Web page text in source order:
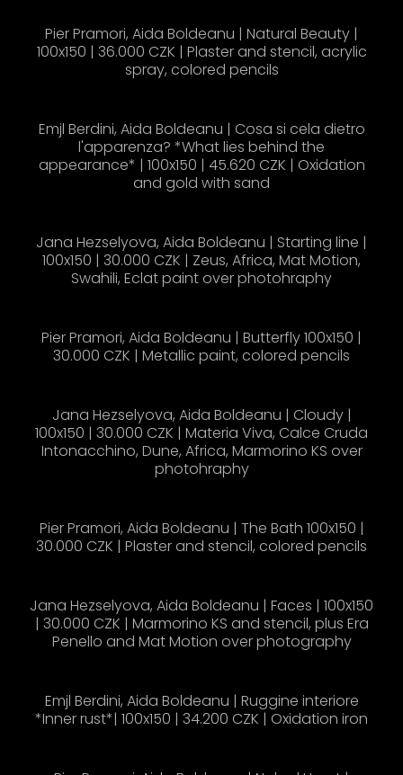
Pier Pramori, Aida Boldeanu | Natural Beauty |
100x150 | 36.000 CZK | Plaster and stencil, acrylic
spray, colored pencils
Emjl Berdini, Aida Boldeanu | Cosa si cela dietro
l'apparenza? *What lies behind the
appearance* | 100x150 | 45.620 CZK | Oxidation
and gold with sand
Jana Hezselyova, Aida Boldeanu | Starting line |
100x150 | 30.000 CZK | Zeus, Africa, Mat Motion,
Swahili, Eclat paint over photohraphy
Pier Pramori, Aida Boldeanu | Butterfly 100x150 |
30.000 CZK | Metallic paint, colored pencils
Jana Hezselyova, Aida Boldeanu | Cloudy |
100x150 | 30.000 CZK | Materia Viva, Calce Cruda
Intonacchino, Dune, Africa, Marmorino KS over
photohraphy
Pier Pramori, Aida Boldeanu | The Bath 100x150 |
30.000 CZK | Plaster and stencil, colored pencils
Jana Hezselyova, Aida Boldeanu | Faces | 100x150
| 30.000 CZK | Marmorino KS and stencil, plus Era
Penello and Mat Motion over photography
Emjl Berdini, Aida Boldeanu | Ruggine interiore
*Inner rust*| 100x150 | 34.200 CZK | Oxidation iron